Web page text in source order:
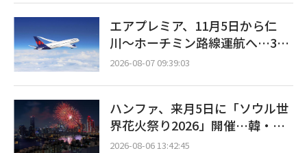
ついての詳細な協議を進め、第3四
半期中に正式契
予備資源の確保状況について集中的
な点検に乗り出した。 気候エネルギ
市（ナジュシ）の電力取引所本館に
て、キム・ソンファン長官の主宰に
よる「夏季電力需給点検会議」を開
催すると明らかにした。 今回の会議
は、北太平洋高気圧とチベット高気
圧の複合的な影響により全国的な猛
エアプレミア、11月5日から仁
川〜ホーチミン路線運航へ…3年
2ヶ月ぶりの再開
2026-08-07 09:39:03
ハンファ、来月5日に「ソウル世
界花火祭り2026」開催…韓・
米・英の3カ国が参加
2026-08-06 13:42:45